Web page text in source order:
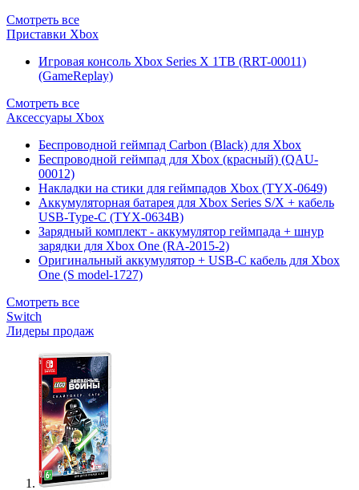
Смотреть все
Приставки Xbox
Игровая консоль Xbox Series X 1TB (RRT-00011)
(GameReplay)
Смотреть все
Аксессуары Xbox
Беспроводной геймпад Carbon (Black) для Xbox
Беспроводной геймпад для Xbox (красный) (QAU-
00012)
Накладки на стики для геймпадов Xbox (TYX-0649)
Аккумуляторная батарея для Xbox Series S/X + кабель
USB-Type-C (TYX-0634B)
Зарядный комплект - аккумулятор геймпада + шнур
зарядки для Xbox One (RA-2015-2)
Оригинальный аккумулятор + USB-C кабель для Xbox
One (S model-1727)
Смотреть все
Switch
Лидеры продаж